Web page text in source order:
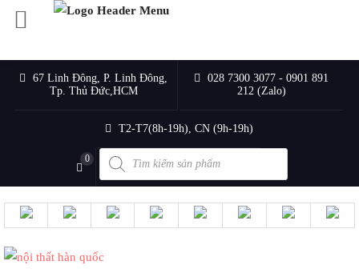
67 Linh Đông, P. Linh Đông,
Tp. Thủ Đức,HCM
028 7300 3077 - 0901 891
212 (Zalo)
T2-T7(8h-19h), CN (9h-19h)
0
Products
search